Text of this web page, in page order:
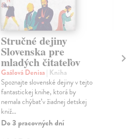
Stručné dejiny
Slovenska pre
mladých čitateľov
Gaálová Denisa| Kniha
Spoznajte slovenské dejiny v tejto
fantastickej knihe, ktorá by
nemala chýbať v žiadnej detskej
kniž...
Do 3 pracovných dní